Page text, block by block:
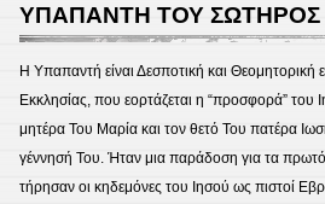
ΥΠΑΠΑΝΤΗ ΤΟΥ ΣΩΤΗΡΟΣ
Η Υπαπαντή είναι Δεσποτική και Θεομητορική
Εκκλησίας, που εορτάζεται η “προσφορά”
μητέρα Του Μαρία και τον θετό Του πατέρα
γέννησή Του. Ήταν μια παράδοση για τα
τήρησαν οι κηδεμόνες του Ιησού ως πιστοί